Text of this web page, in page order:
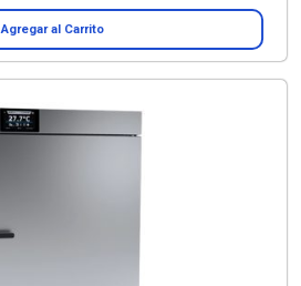
Agregar al Carrito